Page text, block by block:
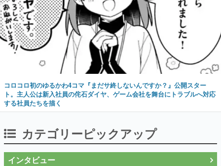
コロコロ初のゆるかわ4コマ『まだサ終しないんですか？』公開スター
ト。主人公は新入社員の侘石ダイヤ、ゲーム会社を舞台にトラブルへ対応
する社員たちを描く
カテゴリーピックアップ
インタビュー